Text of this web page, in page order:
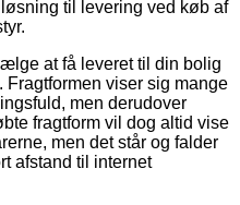
til levering ved køb af
at få leveret til din bolig
viser sig mange
men derudover
fragtform vil dog altid vise
men det står og falder
afstand til internet